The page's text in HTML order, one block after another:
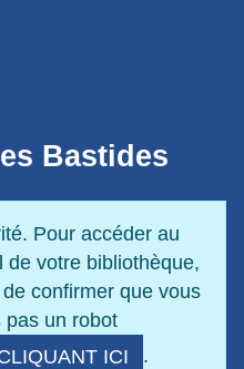
Bastides
Pour accéder au
de votre bibliothèque,
confirmer que vous
pas un robot
ICI
.